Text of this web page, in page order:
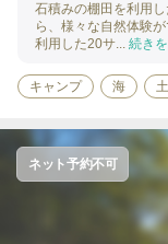
石積みの棚田を利用
ら、様々な自然体験
利用した20サ... 続き
キャンプ 海 土
ネット予約不可